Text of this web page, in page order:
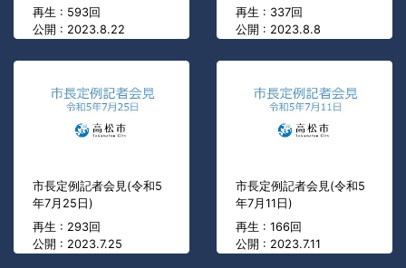
再生 : 593回
公開 : 2023.8.22
再生 : 337回
公開 : 2023.8.8
市長定例記者会見(令和5
年7月25日)
再生 : 293回
公開 : 2023.7.25
市長定例記者会見(令和5
年7月11日)
再生 : 166回
公開 : 2023.7.11